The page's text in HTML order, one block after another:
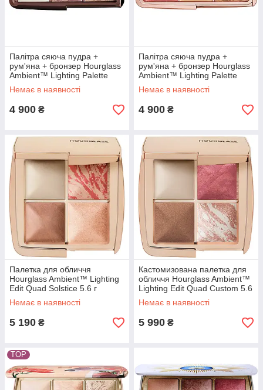
Палітра сяюча пудра +
рум'яна + бронзер Hourglass
Ambient™ Lighting Palette
Diffused Edit 2 х 2.8 г + 3.3 г
Немає в наявності
4 900 ₴
Палітра сяюча пудра +
рум'яна + бронзер Hourglass
Ambient™ Lighting Palette
Sublime Edit 3 х 3.3 г
Немає в наявності
4 900 ₴
Палетка для обличчя
Hourglass Ambient™ Lighting
Edit Quad Solstice 5.6 г
Немає в наявності
5 190 ₴
Кастомизована палетка для
обличчя Hourglass Ambient™
Lighting Edit Quad Custom 5.6
гНемає в наявності
5 990 ₴
TOP